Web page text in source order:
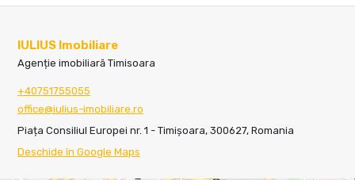
IULIUS Imobiliare
Agenție imobiliară Timisoara
+40751755055
office@iulius-imobiliare.ro
Piața Consiliul Europei nr. 1 - Timișoara, 300627, Romania
Deschide în Google Maps